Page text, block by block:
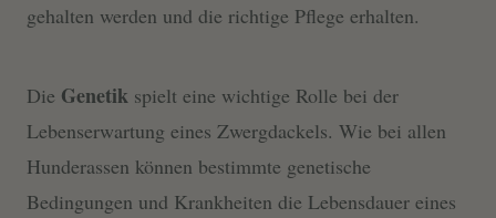
gehalten werden und die richtige Pflege erhalten.
Die Genetik spielt eine wichtige Rolle bei der
Lebenserwartung eines Zwergdackels. Wie bei allen
Hunderassen können bestimmte genetische
Bedingungen und Krankheiten die Lebensdauer eines